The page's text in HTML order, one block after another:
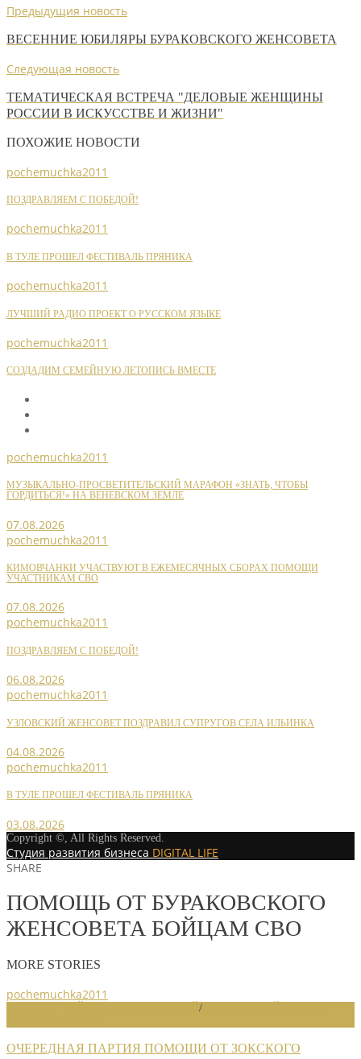
Предыдущия новость
ВЕСЕННИЕ ЮБИЛЯРЫ БУРАКОВСКОГО ЖЕНСОВЕТА
Следующая новость
ТЕМАТИЧЕСКАЯ ВСТРЕЧА "ДЕЛОВЫЕ ЖЕНЩИНЫ
РОССИИ В ИСКУССТВЕ И ЖИЗНИ"
ПОХОЖИЕ НОВОСТИ
pochemuchka2011
ПОЗДРАВЛЯЕМ С ПОБЕДОЙ!
pochemuchka2011
В ТУЛЕ ПРОШЕЛ ФЕСТИВАЛЬ ПРЯНИКА
pochemuchka2011
ЛУЧШИЙ РАДИО ПРОЕКТ О РУССКОМ ЯЗЫКЕ
pochemuchka2011
СОЗДАДИМ СЕМЕЙНУЮ ЛЕТОПИСЬ ВМЕСТЕ
pochemuchka2011
МУЗЫКАЛЬНО-ПРОСВЕТИТЕЛЬСКИЙ МАРАФОН «ЗНАТЬ, ЧТОБЫ
ГОРДИТЬСЯ!» НА ВЕНЕВСКОМ ЗЕМЛЕ
07.08.2026
pochemuchka2011
КИМОВЧАНКИ УЧАСТВУЮТ В ЕЖЕМЕСЯЧНЫХ СБОРАХ ПОМОЩИ
УЧАСТНИКАМ СВО
07.08.2026
pochemuchka2011
ПОЗДРАВЛЯЕМ С ПОБЕДОЙ!
06.08.2026
pochemuchka2011
УЗЛОВСКИЙ ЖЕНСОВЕТ ПОЗДРАВИЛ СУПРУГОВ СЕЛА ИЛЬИНКА
04.08.2026
pochemuchka2011
В ТУЛЕ ПРОШЕЛ ФЕСТИВАЛЬ ПРЯНИКА
03.08.2026
Copyright ©, All Rights Reserved.
Студия развития бизнеса DIGITAL LIFE
SHARE
ПОМОЩЬ ОТ БУРАКОВСКОГО
ЖЕНСОВЕТА БОЙЦАМ СВО
MORE STORIES
pochemuchka2011
/
ОЧЕРЕДНАЯ ПАРТИЯ ПОМОЩИ ОТ ЗОКСКОГО